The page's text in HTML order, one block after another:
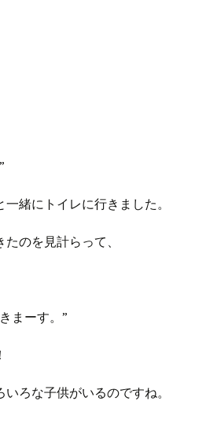
緒にトイレに行きました。
のを見計らって、
まーす。”
ろな子供がいるのですね。